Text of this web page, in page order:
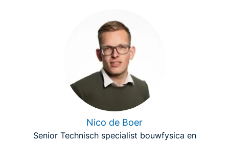
Nico de Boer
Senior Technisch specialist bouwfysica en